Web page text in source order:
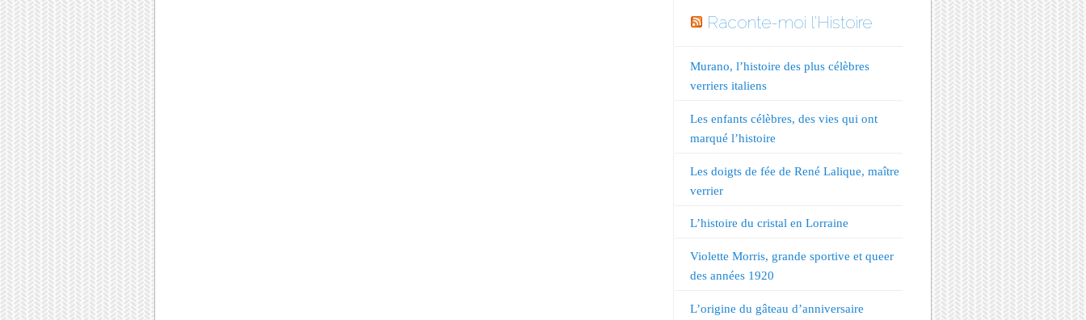
Raconte-moi l'Histoire
Murano, l’histoire des plus célèbres
verriers italiens
Les enfants célèbres, des vies qui ont
marqué l’histoire
Les doigts de fée de René Lalique, maître
verrier
L’histoire du cristal en Lorraine
Violette Morris, grande sportive et queer
des années 1920
L’origine du gâteau d’anniversaire